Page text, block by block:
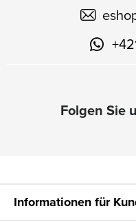
Informationen für